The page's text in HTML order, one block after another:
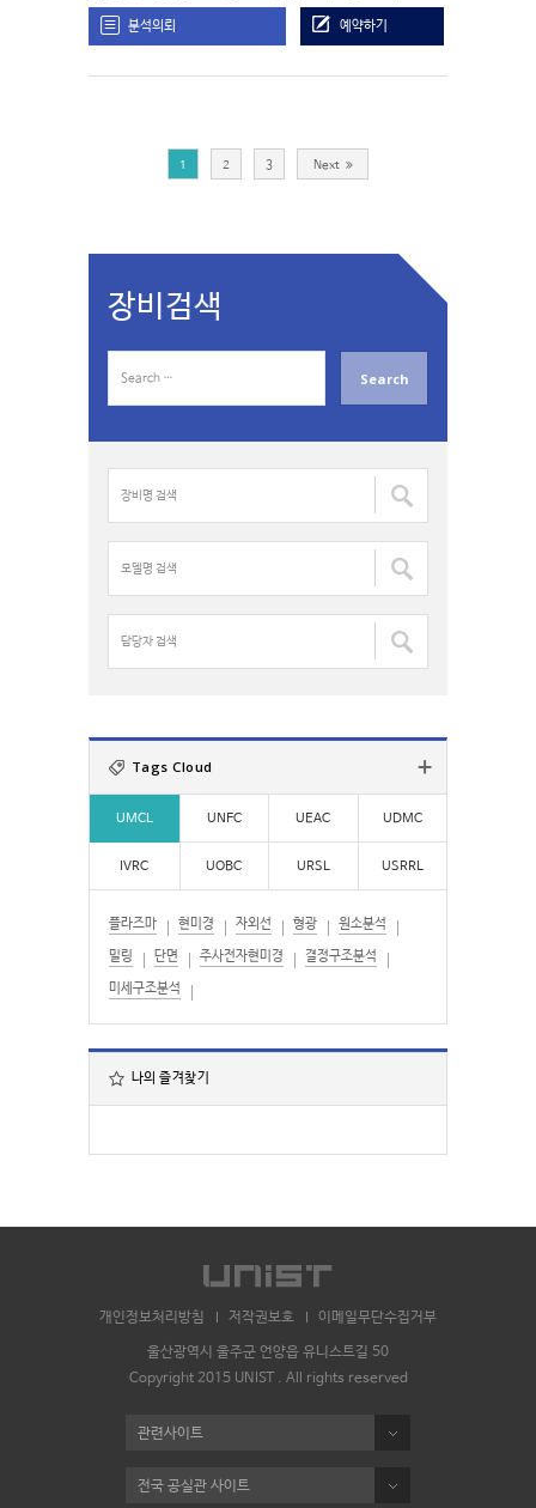
분석의뢰 예약하기
1 2 3 Next
장비검색
a
명
색
:
델
명
:자
:
Tags Cloud
UMCL UNFC UEAC UDMC
IVRC UOBC URSL USRRL
플라즈마 현미경 자외선 형광 원소분석
밀링 단면 주사전자현미경 결정구조분석
미세구조분석
나의 즐겨찾기
개인정보처리방침 저작권보호 이메일무단수집거부
울산광역시 울주군 언양읍 유니스트길 50
Copyright 2015 UNIST . All rights reserved
관련사이트
전국 공실관 사이트